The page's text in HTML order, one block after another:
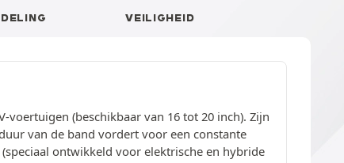
VEILIGHEID
(beschikbaar van 16 tot 20 inch). Zijn
van de band vordert voor een constante
ontwikkeld voor elektrische en hybride